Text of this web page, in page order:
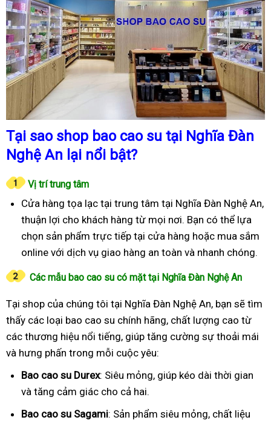
Tại sao shop bao cao su tại Nghĩa Đàn
Nghệ An lại nổi bật?
Vị trí trung tâm
Cửa hàng tọa lạc tại trung tâm tại Nghĩa Đàn Nghệ An,
thuận lợi cho khách hàng từ mọi nơi. Bạn có thể lựa
chọn sản phẩm trực tiếp tại cửa hàng hoặc mua sắm
online với dịch vụ giao hàng an toàn và nhanh chóng.
Các mẫu bao cao su có mặt tại Nghĩa Đàn Nghệ An
Tại shop của chúng tôi tại Nghĩa Đàn Nghệ An, bạn sẽ tìm
thấy các loại bao cao su chính hãng, chất lượng cao từ
các thương hiệu nổi tiếng, giúp tăng cường sự thoải mái
và hưng phấn trong mỗi cuộc yêu:
Bao cao su Durex: Siêu mỏng, giúp kéo dài thời gian
và tăng cảm giác cho cả hai.
Bao cao su Sagami: Sản phẩm siêu mỏng, chất liệu